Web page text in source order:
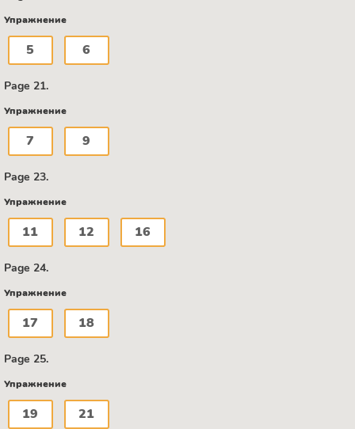
Упражнение
5 6
Page 21.
Упражнение
7 9
Page 23.
Упражнение
11 12 16
Page 24.
Упражнение
17 18
Page 25.
Упражнение
19 21